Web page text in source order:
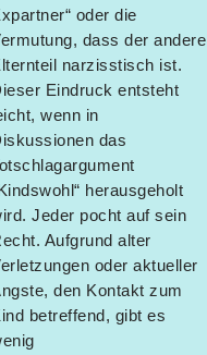
oder die
dass der andere
narzisstisch ist.
Eindruck entsteht
wenn in
das
herausgeholt
Jeder pocht auf sein
Aufgrund alter
oder aktueller
den Kontakt zum
betreffend, gibt es